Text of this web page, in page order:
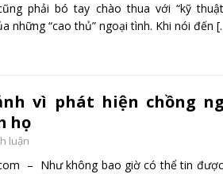
phải bó tay chào thua với “kỹ
những “cao thủ” ngoại tình. Khi nói đến
vì phát hiện chồng
họ
luận
– Như không bao giờ có thể tin